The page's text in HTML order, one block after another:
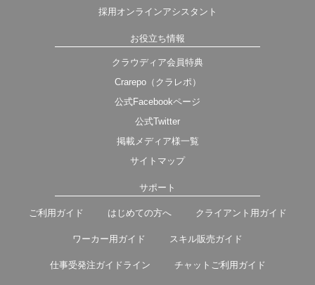
採用オンラインアシスタント
お役立ち情報
クラウディア会員特典
Crarepo（クラレポ）
公式Facebookページ
公式Twitter
掲載メディア様一覧
サイトマップ
サポート
ご利用ガイド はじめての方へ クライアント用ガイド
ワーカー用ガイド スキル販売ガイド
仕事受発注ガイドライン チャットご利用ガイド